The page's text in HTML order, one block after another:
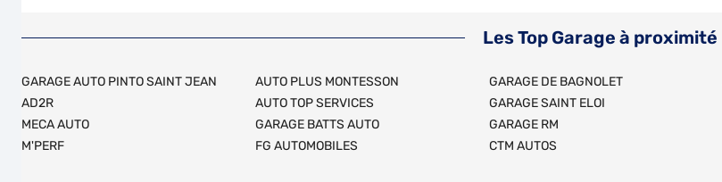
Les Top Garage à proximité
GARAGE AUTO PINTO SAINT JEAN
AD2R
MECA AUTO
M'PERF
AUTO PLUS MONTESSON
AUTO TOP SERVICES
GARAGE BATTS AUTO
FG AUTOMOBILES
GARAGE DE BAGNOLET
GARAGE SAINT ELOI
GARAGE RM
CTM AUTOS